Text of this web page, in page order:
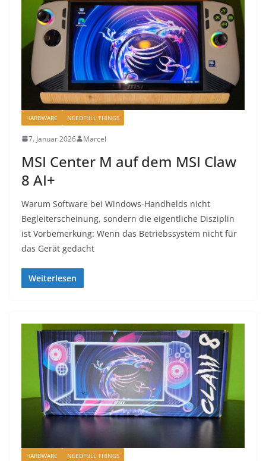
HARDWARE NEEDFULL THINGS
7. Januar 2026 Marcel
MSI Center M auf dem MSI Claw
8 AI+
Warum Software bei Windows-Handhelds nicht
Begleiterscheinung, sondern die eigentliche Disziplin
ist Vorbemerkung: Wenn das Betriebssystem nicht für
das Gerät gedacht
Weiterlesen
HARDWARE NEEDFULL THINGS